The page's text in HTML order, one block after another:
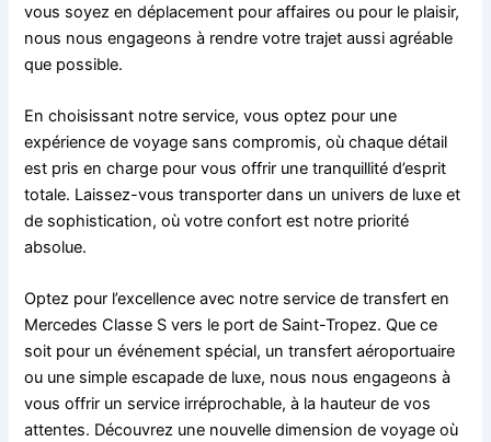
vous soyez en déplacement pour affaires ou pour le plaisir,
nous nous engageons à rendre votre trajet aussi agréable
que possible.
En choisissant notre service, vous optez pour une
expérience de voyage sans compromis, où chaque détail
est pris en charge pour vous offrir une tranquillité d’esprit
totale. Laissez-vous transporter dans un univers de luxe et
de sophistication, où votre confort est notre priorité
absolue.
Optez pour l’excellence avec notre service de transfert en
Mercedes Classe S vers le port de Saint-Tropez. Que ce
soit pour un événement spécial, un transfert aéroportuaire
ou une simple escapade de luxe, nous nous engageons à
vous offrir un service irréprochable, à la hauteur de vos
attentes. Découvrez une nouvelle dimension de voyage où